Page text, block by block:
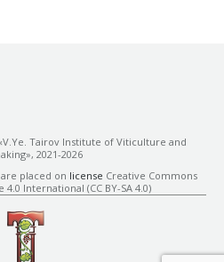
Tairov Institute of Viticulture and
2021-2026
placed on license Creative Commons
International (CC BY-SA 4.0)